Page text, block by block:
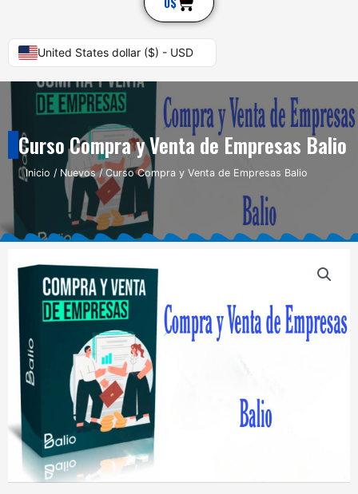
United States dollar ($) - USD
Curso Compra y Venta de Empresas Balio
Inicio / Nuevos/ Curso Compra y Venta de Empresas Balio